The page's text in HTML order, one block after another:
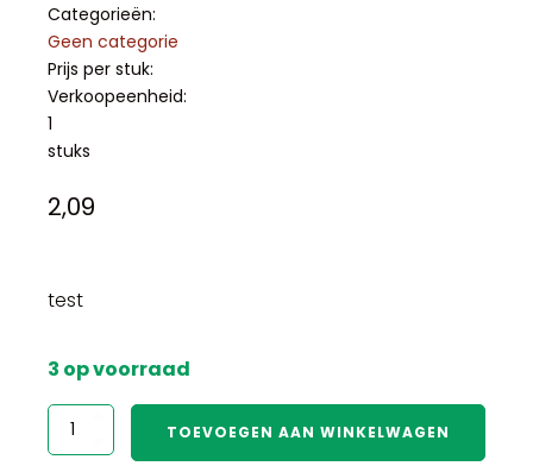
Categorieën:
Geen categorie
Prijs per stuk:
Verkoopeenheid:
1
stuks
2,09
test
3 op voorraad
test
aantal
TOEVOEGEN AAN WINKELWAGEN